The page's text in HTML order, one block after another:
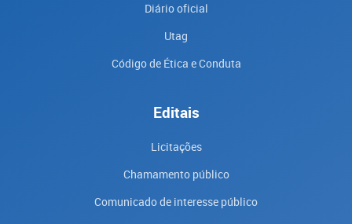
Diário oficial
Utag
Código de Ética e Conduta
Editais
Licitações
Chamamento público
Comunicado de interesse público